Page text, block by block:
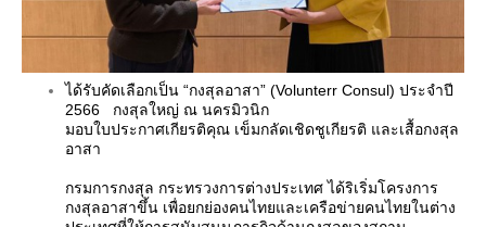
ได้รับคัดเลือกเป็น “กงสุลอาสา” (Volunterr Consul) ประจำปี
2566 กงสุลใหญ่ ณ นครมิวนิก
มอบใบประกาศเกียรติคุณ เข็มกลัดเชิดชูเกียรติ และเสื้อกงสุล
อาสา
กรมการกงสุล กระทรวงการต่างประเทศ ได้ริเริ่มโครงการ
กงสุลอาสาขึ้น เพื่อยกย่องคนไทยและเครือข่ายคนไทยในต่าง